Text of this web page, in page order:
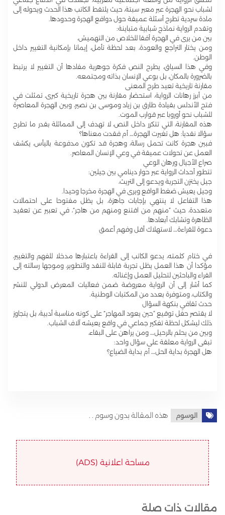
لشباب نحو الهجرة عبر معبر سبتة، حيث يلتقط الكاتب هذا الحدث ويحوله إلى
مادة سردية تطرح أسئلة عميقة حول دوافع الهجرة وحدودها.
وتقدم الرواية نماذج شبابية متباينة:
بين من يرى في الهجرة أفقا للخلاص من التهميش،
ومن يختار التراجع والعودة، بعد لحظة تأمل، إيمانا بإمكانية التغيير داخل
الوطن.
وفي هذا السياق، يطرح النص فكرة جوهرية مفادها أن التغيير لا يرتبط
بالضرورة بالمكان، بل بوعي الإنسان بذاته ومجتمعه.
مقارنة تاريخية تعيد طرح المعنى
من أبرز رهانات الرواية، استحضار مقارنة بين هجرة تاريخية كبرى، تمثلت في
فتح الأندلس بقيادة طارق بن زياد وموسى بن نصير، وبين الهجرة المعاصرة
للشباب نحو أوروبا عبر قوارب الموت.
هذه المقارنة، التي تتكرر داخل النص، لا تهدف إلى المماثلة بقدر ما تطرح
سؤالا نقديا: هل تغيرت الهجرة… أم فقدت معناها؟
فبين هجرة كانت تحمل رسالة، وهجرة قد تكون مدفوعة باليأس، يكشف
العمل عن تحولات عميقة في وعي الإنسان المعاصر.
صراع الأجيال ورهان الوعي
تتطور أحداث الرواية عبر حوار دينامي بين جيلين:
جيل يختزن التجربة ويدعو إلى التريث،
وجيل يعيش ضغط الواقع ويرى في الهجرة مخرجا وحيدا.
هذا التفاعل لا ينتهي بإجابات جاهزة، بل يظل مفتوحا على احتمالات
متعددة، حيث “منهم من اقتنع ومنهم من هاجر”، في تعبير عن تعقيد
الظاهرة وتشابك أبعادها.
دعوة للقراءة… لاستهلاك أقل وفهم أعمق
في ختام كلمته، يدعو الكاتب إلى القراءة باعتبارها مدخلا للفهم والتغيير،
مؤكدا أن هذا العمل يظل تجربة قابلة للنقد والتطوير، وموجها رسالته إلى
القراء والباحثين لتحليل العمل وإغنائه.
كما أشار إلى أن الرواية معروضة ضمن فعاليات المعرض الدولي للنشر
والكتاب، ومتوفرة بعدد من المكتبات الوطنية.
حدث ثقافي بنكهة السؤال
لا يقتصر حفل توقيع “حين يعود المهاجر” على كونه مناسبة أدبية، بل يتجاوز
ذلك ليشكل لحظة تفكير جماعي في واقع يعيشه آلاف الشباب.
وبين من يحلم بالرحيل… ومن يراهن على البقاء،
تبقى الرواية معلقة على سؤال واحد:
هل الهجرة بداية الحل… أم بداية الضياع؟
الوسوم هذه المقالة بدون وسوم . .
مساحة اعلانية (ADS)
مقالات ذات صلة